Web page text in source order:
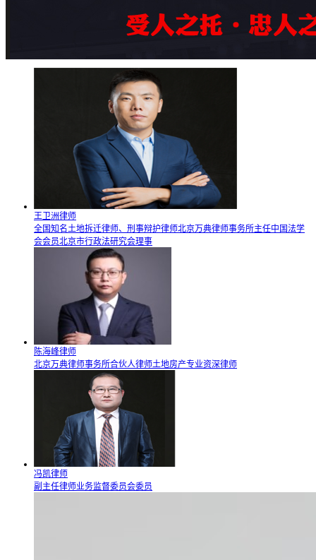
王卫洲律师
全国知名土地拆迁律师、刑事辩护律师北京万典律师事务所主任中国法学
会会员北京市行政法研究会理事
陈海峰律师
北京万典律师事务所合伙人律师土地房产专业资深律师
冯凯律师
副主任律师业务监督委员会委员